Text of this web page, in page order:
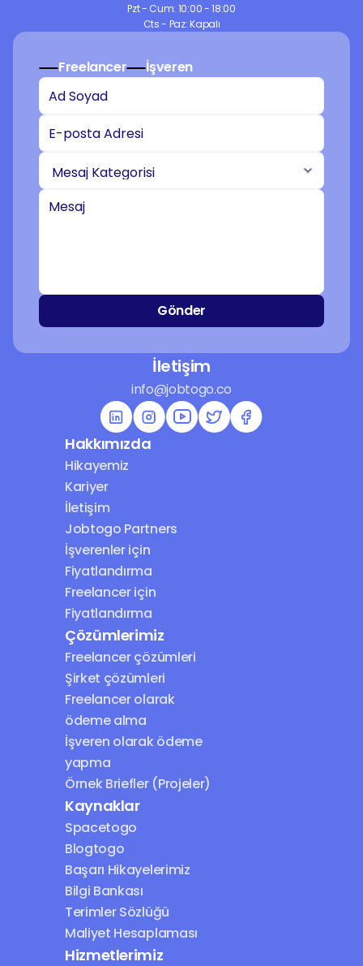
Pzt - Cum: 10:00 - 18:00
Cts - Paz: Kapalı
Freelancer İşveren
Gönder
İletişim
info@jobtogo.co
Hakkımızda
Hikayemiz
Kariyer
İletişim
Jobtogo Partners
İşverenler için
Fiyatlandırma
Freelancer için
Fiyatlandırma
Çözümlerimiz
Freelancer çözümleri
Şirket çözümleri
Freelancer olarak
ödeme alma
İşveren olarak ödeme
yapma
Örnek Briefler (Projeler)
Kaynaklar
Spacetogo
Blogtogo
Başarı Hikayelerimiz
Bilgi Bankası
Terimler Sözlüğü
Maliyet Hesaplaması
Hizmetlerimiz